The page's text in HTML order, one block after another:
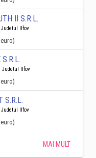
II S.R.L.
Judetul Ilfov
Judetul Ilfov
S.R.L.
Judetul Ilfov
MAI MULT